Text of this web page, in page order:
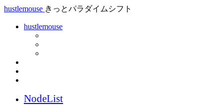
hustlemouse きっとパラダイムシフト
hustlemouse
NodeList